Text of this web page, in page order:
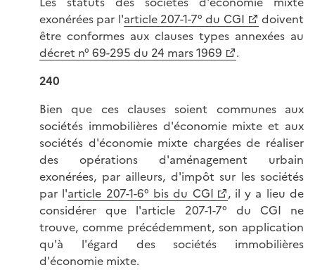
exonérées par l'article 207-1-7° du CGI
doivent
être conformes aux clauses types annexées au
décret n° 69-295 du 24 mars 1969
.
240
Bien que ces clauses soient communes aux
sociétés immobilières d'économie mixte et aux
sociétés d'économie mixte chargées de réaliser
des opérations d'aménagement urbain
exonérées, par ailleurs, d'impôt sur les sociétés
par l'article 207-1-6° bis du CGI
, il y a lieu de
considérer que l'article 207-1-7° du CGI ne
trouve, comme précédemment, son application
qu'à l'égard des sociétés immobilières
d'économie mixte.